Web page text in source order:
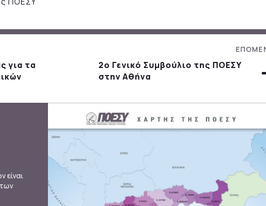
για τα
2ο Γενικό Συμβούλιο της ΠΟΕΣΥ
στην Αθήνα
είναι